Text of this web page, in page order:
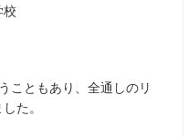
校
こともあり、全通しのリ
た。